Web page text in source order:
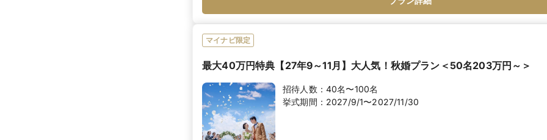
マイナビ限定
最大40万円特典【27年9～11月】大人気！秋婚プラン＜50名203万円～＞
招待人数： 40名〜100名
挙式期間： 2027/9/1〜2027/11/30